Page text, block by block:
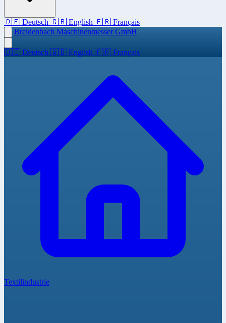
🇩🇪 Deutsch 🇬🇧 English 🇫🇷 Français
Breidenbach Maschinenmesser GmbH
🇩🇪 Deutsch 🇬🇧 English 🇫🇷 Français
Textilindustrie